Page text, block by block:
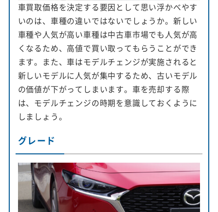
車買取価格を決定する要因として思い浮かべやす
いのは、車種の違いではないでしょうか。新しい
車種や人気が高い車種は中古車市場でも人気が高
くなるため、高値で買い取ってもらうことができ
ます。また、車はモデルチェンジが実施されると
新しいモデルに人気が集中するため、古いモデル
の価値が下がってしまいます。車を売却する際
は、モデルチェンジの時期を意識しておくように
しましょう。
グレード